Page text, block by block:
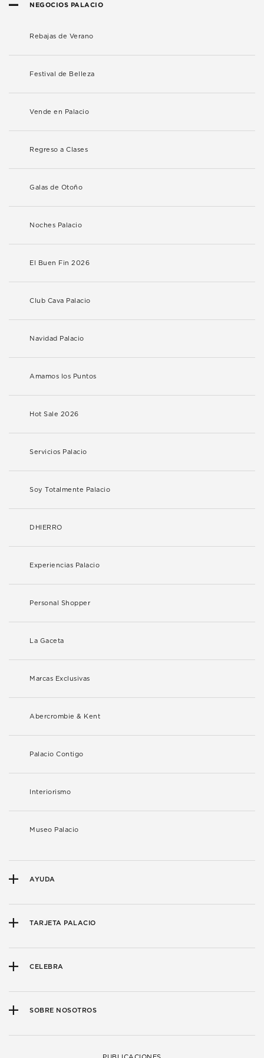
NEGOCIOS PALACIO
Rebajas de Verano
Festival de Belleza
Vende en Palacio
Regreso a Clases
Galas de Otoño
Noches Palacio
El Buen Fin 2026
Club Cava Palacio
Navidad Palacio
Amamos los Puntos
Hot Sale 2026
Servicios Palacio
Soy Totalmente Palacio
DHIERRO
Experiencias Palacio
Personal Shopper
La Gaceta
Marcas Exclusivas
Abercrombie & Kent
Palacio Contigo
Interiorismo
Museo Palacio
AYUDA
TARJETA PALACIO
CELEBRA
SOBRE NOSOTROS